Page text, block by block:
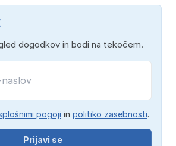
dogodkov in bodi na tekočem.
pogoji in politiko zasebnosti.
Prijavi se